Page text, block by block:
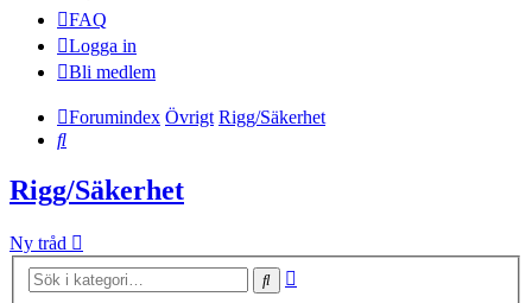
FAQ
Logga in
Bli medlem
Forumindex Övrigt Rigg/Säkerhet
Sök
Rigg/Säkerhet
Ny tråd
Sök